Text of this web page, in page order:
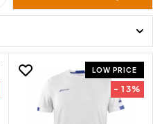
LOW PRICE
- 13%